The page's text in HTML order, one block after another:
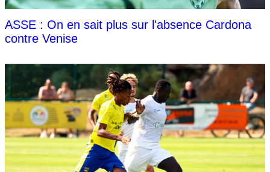
ASSE : On en sait plus sur l'absence Cardona
contre Venise